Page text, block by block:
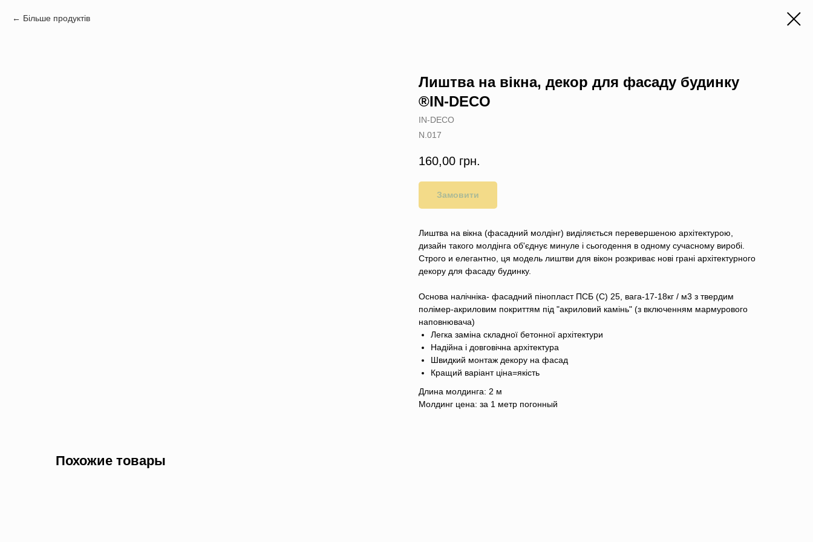
Більше продуктів
Лиштва на вікна, декор для фасаду будинку
®IN-DECO
IN-DECO
N.017
160,00 грн.
Замовити
Лиштва на вікна (фасадний молдінг) виділяється перевершеною архітектурою,
дизайн такого молдінга об'єднує минуле і сьогодення в одному сучасному виробі.
Строго и елегантно, ця модель лиштви для вікон розкриває нові грані архітектурного
декору для фасаду будинку.
Основа налічніка- фасадний пінопласт ПСБ (C) 25, вага-17-18кг / м3 з твердим
полімер-акриловим покриттям під "акриловий камінь" (з включенням мармурового
наповнювача)
Легка заміна складної бетонної архітектури
Надійна і довговічна архітектура
Швидкий монтаж декору на фасад
Кращий варіант ціна=якість
Длина молдинга: 2 м
Молдинг цена: за 1 метр погонный
Похожие товары